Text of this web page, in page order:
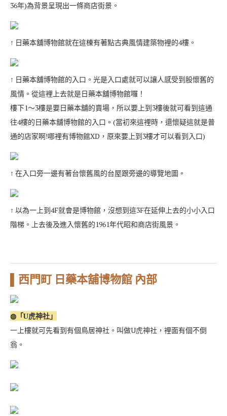
36年)為背景呈現出一條商店街景。
↑ 日藥本舖博物館就在這棟有著點古典風情建築物裡的4樓。
↑ 日藥本舖博物館的入口。光是入口處就可以讓人感受到股懷舊的
風情。從這裡上去就是日藥本舖博物館囉！
樓下1～3樓是要日藥本舖的賣場，所以要上到3樓後就可看到這通
往4樓的日藥本舖博物館的入口。(當初來這裡時，還懷疑這就是普
通的店家啊!哪裡有博物館XD，原來要上到3樓才可以看到入口)
↑ 在入口旁一邊有著台懷舊風的台屋跟旁邊的導覽地圖。
↑ 以為一上到4F就會是博物館，沒想到這3F在延伸上去的小小入口
階梯。上去後及進入懷舊的1961年代昭和商店街風景。
▌西門町 日藥本舖博物館 內部
◍「U虎神社」
一上樓就可先看到有個鳥居神社。叫做U虎神社，裡面有個不倒
翁。